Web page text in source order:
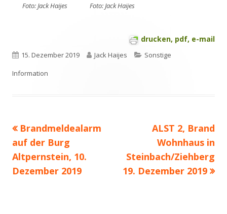
Foto: Jack Haijes
Foto: Jack Haijes
drucken, pdf, e-mail
Veröffentlicht
am
15. Dezember 2019 Autor
Jack Haijes Kategorien
Sonstige
Information
Beitragsnavigation
Vorheriger
Beitrag:
Brandmeldealarm
auf der Burg
Altpernstein, 10.
Dezember 2019
Nächster
Beitrag
ALST 2, Brand
Wohnhaus in
Steinbach/Ziehberg
19. Dezember 2019